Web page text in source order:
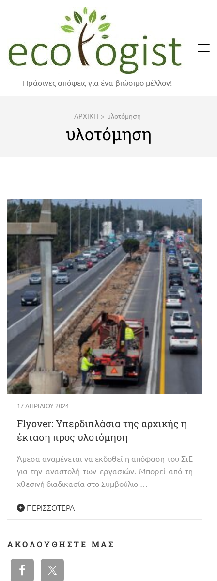
Enter)
Πράσινες απόψεις για ένα βιώσιμο μέλλον!
ΑΡΧΙΚΗ > υλοτόμηση
υλοτόμηση
17 ΑΠΡΙΛΊΟΥ 2024
Flyover: Υπερδιπλάσια της αρχικής η
έκταση προς υλοτόμηση
Άμεσα αναμένεται να εκδοθεί η απόφαση του ΣτΕ
για την αναστολή των εργασιών. Μπορεί από τη
χθεσινή διαδικασία στο Συμβούλιο …
ΠΕΡΙΣΣΌΤΕΡΑ
ΑΚΟΛΟΥΘΉΣΤΕ ΜΑΣ